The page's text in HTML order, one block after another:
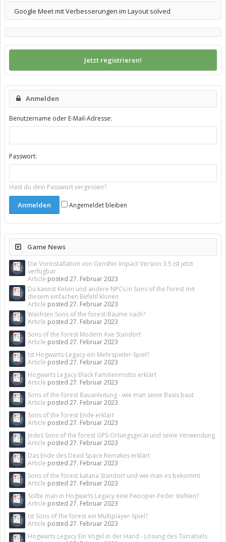
Google Meet mit Verbesserungen im Layout solved
Jetzt registrieren!
Anmelden
Benutzername oder E-Mail-Adresse:
Passwort:
Hast du dein Passwort vergessen?
Angemeldet bleiben
Game News
Die Vorinstallation von Genshin Impact Version 3.5 ist jetzt
verfügbar
Article posted 27. Februar 2023
Du kannst Kelvin und andere NPCs in Sons of the forest mit
diesem einfachen Befehl klonen
Article posted 27. Februar 2023
Wachsen Sons of the forest-Bäume nach?
Article posted 27. Februar 2023
Sons of the forest Modern Axe Standort
Article posted 27. Februar 2023
Ist Hogwarts-Legacy ein Mehrspieler-Spiel?
Article posted 27. Februar 2023
Hogwarts Legacy Black Familienmotto erklärt
Article posted 27. Februar 2023
Sons of the forest Bauanleitung - wie man seine Basis baut
Article posted 27. Februar 2023
Sons of the forest Ende erklärt
Article posted 27. Februar 2023
Jedes Sons of the forest GPS-Ortungsgerät und seine Verwendung
Article posted 27. Februar 2023
Das Ende des Dead Space Remakes erklärt
Article posted 27. Februar 2023
Sons of the forest katana Standort und wie man es bekommt
Article posted 27. Februar 2023
Sollte man in Hogwarts Legacy eine Fwooper-Feder stehlen?
Article posted 27. Februar 2023
Ist Sons of the forest ein Multiplayer-Spiel?
Article posted 27. Februar 2023
Hogwarts Legacy Ein Vogel in der Hand - Lösung des Türrätsels